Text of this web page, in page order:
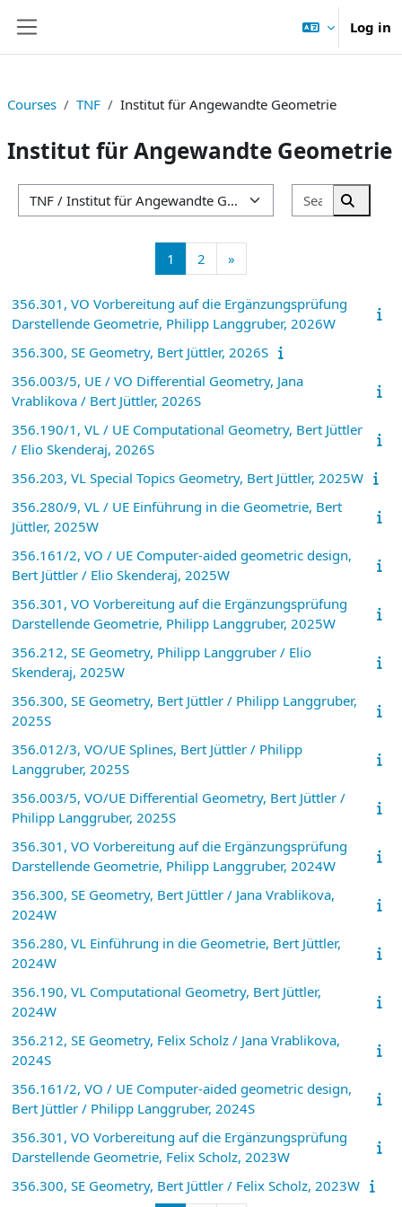
Log in
Courses TNF Institut für Angewandte Geometrie
Institut für Angewandte Geometrie
Course categories
Search
Search
1 Page 1
2 Page 2
»
356.301, VO Vorbereitung auf die Ergänzungsprüfung
Darstellende Geometrie, Philipp Langgruber, 2026W
356.300, SE Geometry, Bert Jüttler, 2026S
356.003/5, UE / VO Differential Geometry, Jana
Vrablikova / Bert Jüttler, 2026S
356.190/1, VL / UE Computational Geometry, Bert Jüttler
/ Elio Skenderaj, 2026S
356.203, VL Special Topics Geometry, Bert Jüttler, 2025W
356.280/9, VL / UE Einführung in die Geometrie, Bert
Jüttler, 2025W
356.161/2, VO / UE Computer-aided geometric design,
Bert Jüttler / Elio Skenderaj, 2025W
356.301, VO Vorbereitung auf die Ergänzungsprüfung
Darstellende Geometrie, Philipp Langgruber, 2025W
356.212, SE Geometry, Philipp Langgruber / Elio
Skenderaj, 2025W
356.300, SE Geometry, Bert Jüttler / Philipp Langgruber,
2025S
356.012/3, VO/UE Splines, Bert Jüttler / Philipp
Langgruber, 2025S
356.003/5, VO/UE Differential Geometry, Bert Jüttler /
Philipp Langgruber, 2025S
356.301, VO Vorbereitung auf die Ergänzungsprüfung
Darstellende Geometrie, Philipp Langgruber, 2024W
356.300, SE Geometry, Bert Jüttler / Jana Vrablikova,
2024W
356.280, VL Einführung in die Geometrie, Bert Jüttler,
2024W
356.190, VL Computational Geometry, Bert Jüttler,
2024W
356.212, SE Geometry, Felix Scholz / Jana Vrablikova,
2024S
356.161/2, VO / UE Computer-aided geometric design,
Bert Jüttler / Philipp Langgruber, 2024S
356.301, VO Vorbereitung auf die Ergänzungsprüfung
Darstellende Geometrie, Felix Scholz, 2023W
356.300, SE Geometry, Bert Jüttler / Felix Scholz, 2023W